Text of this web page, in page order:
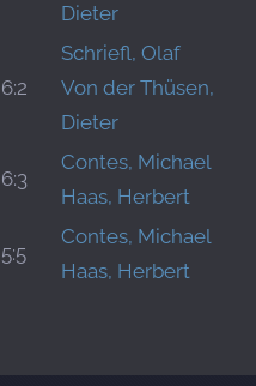
Dieter
6:2
Schriefl, Olaf
Von der Thüsen,
Dieter
6:3
Contes, Michael
Haas, Herbert
5:5
Contes, Michael
Haas, Herbert